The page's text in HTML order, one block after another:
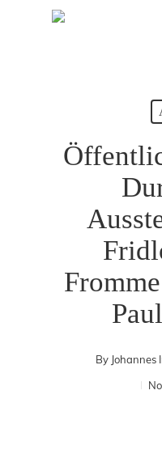
By Johannes